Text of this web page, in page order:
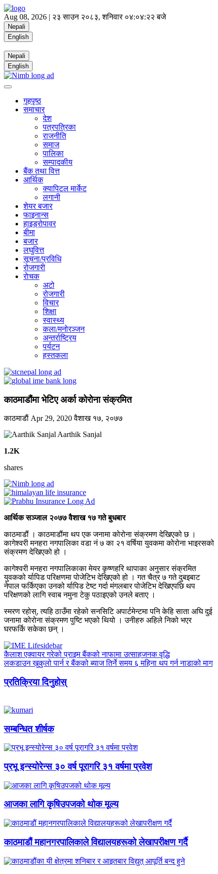
Aug 08, 2026 | २३ साउन २०८३, शनिवार ०४:०४:२२ बजे
Nepali
English
Nepali
English
गृहपृष्ठ
समाचार
देश
पत्रपत्रिका
राजनीति
समाज
पालिका
सम्पादकीय
बैंक तथा वित्त
आर्थिक
क्यापिटल मार्केट
लगानी
शेयर बजार
फाइनान्स
हाइड्रोपावर
बीमा
बजार
लघुवित्त
सूचना/प्रविधि
रोजगारी
राेचक
अटो
रोजगारी
विचार
शिक्षा
स्वास्थ्य
कला/मनोरञ्जन
अन्तर्राष्ट्रिय
पर्यटन
हस्तकला
काठमाडौंमा भेटिए अर्का कोरोना संक्रमित
काठमाडाैं Apr 29, 2020वैशाख १७, २०७७
Aarthik Sanjal
1.2K
shares
आर्थिक सञ्जाल २०७७ वैशाख १७ गते बुधबार
काठमाडौं । काठमाडौंमा थप एक जनामा कोरोना संक्रमण देखिएको छ ।
कागेश्वरी मनहरा नगपालिका वडा नं ७ का २१ वर्षिया युवकमा कोरोना भाइरसको
संक्रमण देखिएको हो ।
कागेश्वरी मनहरा नगपालिकाका मेयर कृष्णहरि थापाका अनुसार संक्रमित
युवकको र्यापिड परिक्षणमा पोजेटिभ देखिएको हो । गत चैत्र ७ गते दुबइबाट
नेपाल फर्किएका उनको र्यापिड टेष्ट गर्दा मंगलबार पोजेटिभ देखिएपछि थप
परिक्षणको लागि स्वाब नमुना टेकु पठाइएको उनले बताए ।
स्मरण रहोस्, त्यहि ठाउँमा रहेको सनसिटि अपार्टमेन्टमा पनि केहि साता अघि दुई
जनामा कोरोना संक्रमण पुष्टि भएको थियो । उनीहरु अहिले निको भएर
घरफर्कि सकेका छन् ।
कैलाश एक्वायर गरेको प्राइम बैंकको नाफामा उत्साहजनक वृद्धि
लकडाउन खुकुलो पार्न र बैंकको ब्याज तिर्ने समय ६ महिना थप गर्न नाडाको माग
प्रतिक्रिया दिनुहोस्
सम्बन्धित शीर्षक
प्रभू इन्स्योरेन्स ३० वर्ष पूरागरि ३१ वर्षमा प्रवेश
आजका लागि कृषिउपजको थोक मूल्य
काठमाडौं महानगरपालिकाले विद्यालयहरूको लेखापरीक्षण गर्दै